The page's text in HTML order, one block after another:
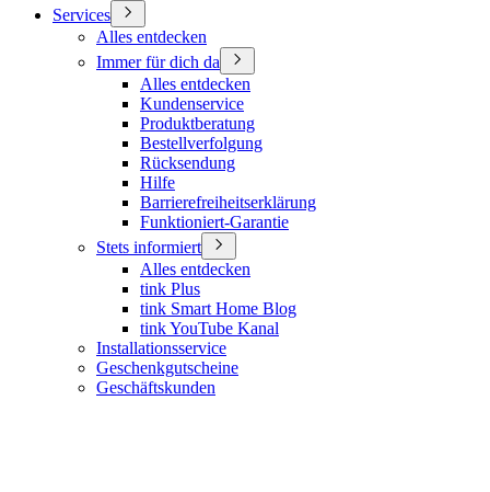
Services
Alles entdecken
Immer für dich da
Alles entdecken
Kundenservice
Produktberatung
Bestellverfolgung
Rücksendung
Hilfe
Barrierefreiheitserklärung
Funktioniert-Garantie
Stets informiert
Alles entdecken
tink Plus
tink Smart Home Blog
tink YouTube Kanal
Installationsservice
Geschenkgutscheine
Geschäftskunden